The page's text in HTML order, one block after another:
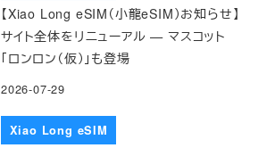
【Xiao Long eSIM（小龍eSIM）お知らせ】
サイト全体をリニューアル — マスコット
「ロンロン（仮）」も登場
2026-07-29
Xiao Long eSIM